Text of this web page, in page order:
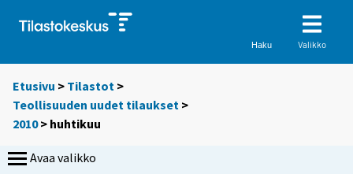
Haku Valikko
Etusivu > Tilastot >
Teollisuuden uudet tilaukset >
2010> huhtikuu
Avaa valikko